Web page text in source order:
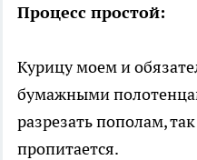
Процесс простой:
Курицу моем и
бумажными
разрезать пополам,
пропитается.